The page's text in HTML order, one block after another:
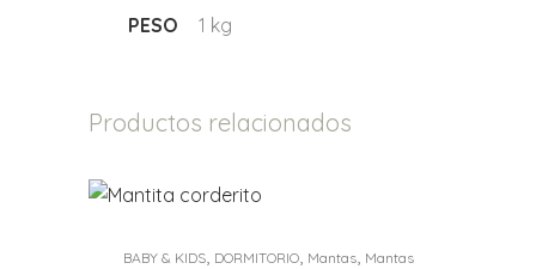
PESO 1 kg
Productos relacionados
EsteBABY & KIDS, DORMITORIO, Mantas, Mantas